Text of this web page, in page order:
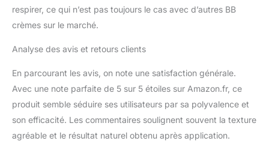
respirer, ce qui n’est pas toujours le cas avec d’autres BB
crèmes sur le marché.
Analyse des avis et retours clients
En parcourant les avis, on note une satisfaction générale.
Avec une note parfaite de 5 sur 5 étoiles sur Amazon.fr, ce
produit semble séduire ses utilisateurs par sa polyvalence et
son efficacité. Les commentaires soulignent souvent la texture
agréable et le résultat naturel obtenu après application.